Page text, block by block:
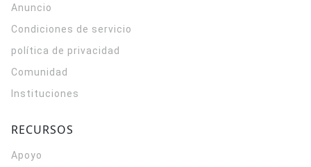
Anuncio
Condiciones de servicio
política de privacidad
Comunidad
Instituciones
RECURSOS
Apoyo